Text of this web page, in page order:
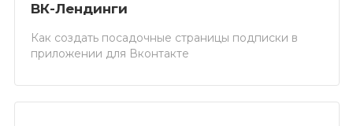
ВК-Лендинги
Как создать посадочные страницы подписки в
приложении для Вконтакте